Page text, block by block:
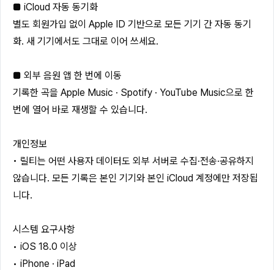
■ iCloud 자동 동기화
별도 회원가입 없이 Apple ID 기반으로 모든 기기 간 자동 동기
화. 새 기기에서도 그대로 이어 쓰세요.
■ 외부 음원 앱 한 번에 이동
기록한 곡을 Apple Music · Spotify · YouTube Music으로 한
번에 열어 바로 재생할 수 있습니다.
개인정보
• 릴티는 어떤 사용자 데이터도 외부 서버로 수집·전송·공유하지
않습니다. 모든 기록은 본인 기기와 본인 iCloud 계정에만 저장됩
니다.
시스템 요구사항
• iOS 18.0 이상
• iPhone · iPad